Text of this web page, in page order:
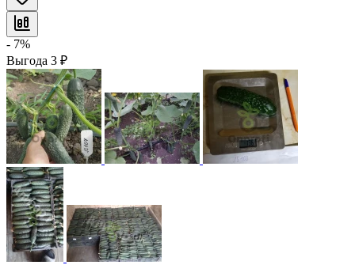
- 7%
Выгода 3 ₽